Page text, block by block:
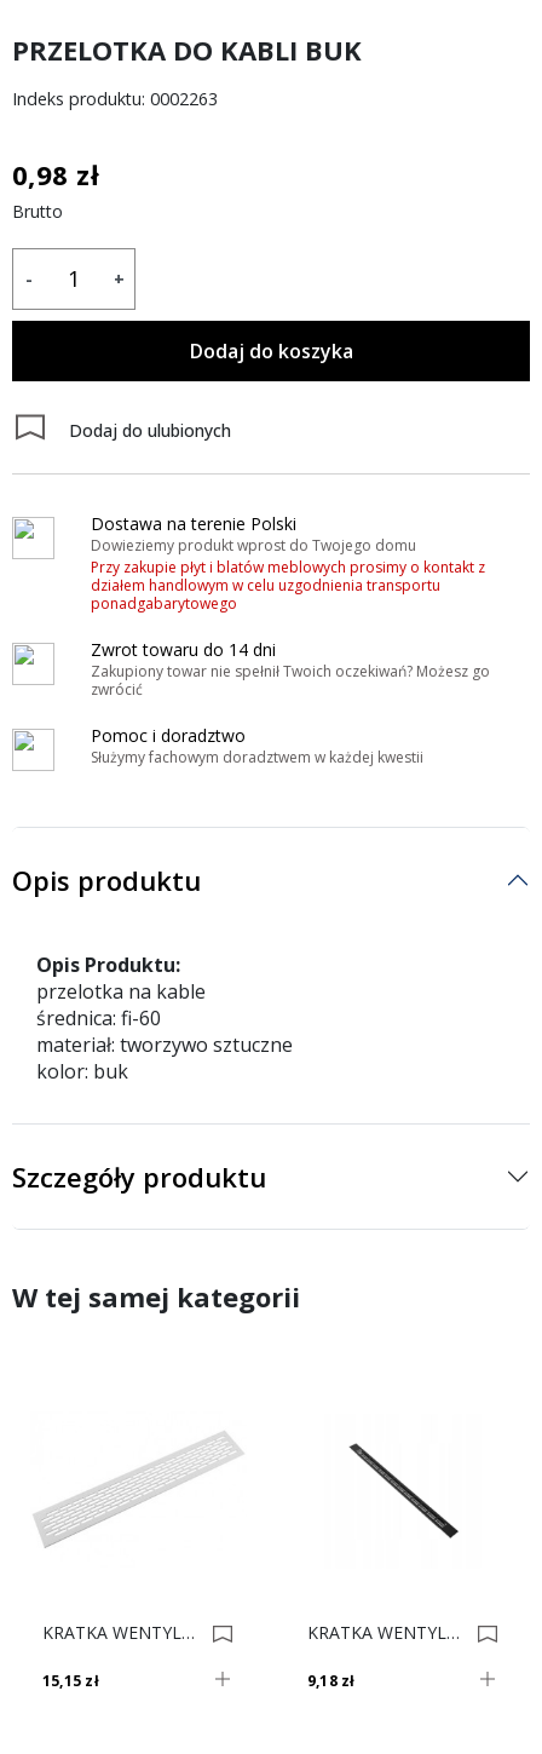
PRZELOTKA DO KABLI BUK
Indeks produktu: 0002263
0,98 zł
Brutto
- +
Dodaj do koszyka
Dodaj do ulubionych
Dostawa na terenie Polski
Dowieziemy produkt wprost do Twojego domu
Przy zakupie płyt i blatów meblowych prosimy o kontakt z
działem handlowym w celu uzgodnienia transportu
ponadgabarytowego
Zwrot towaru do 14 dni
Zakupiony towar nie spełnił Twoich oczekiwań? Możesz go
zwrócić
Pomoc i doradztwo
Służymy fachowym doradztwem w każdej kwestii
Opis produktu
Opis Produktu:
przelotka na kable
średnica: fi-60
materiał: tworzywo sztuczne
kolor: buk
Szczegóły produktu
W tej samej kategorii
KRATKA WENTYLACYJNA 80 L-480mm BIAŁA 0003638
15,15 zł
KRATKA WENTYLACYJNA 23,5 L-375mm CZARNA 0034810
9,18 zł